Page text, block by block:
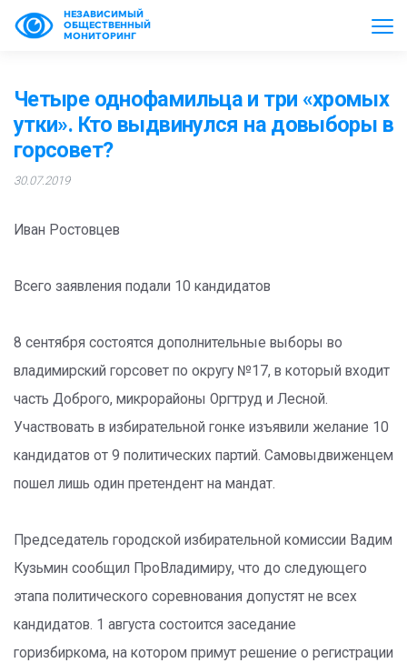
НЕЗАВИСИМЫЙ
ОБЩЕСТВЕННЫЙ
МОНИТОРИНГ
Четыре однофамильца и три «хромых
утки». Кто выдвинулся на довыборы в
горсовет?
30.07.2019
Иван Ростовцев
Всего заявления подали 10 кандидатов
8 сентября состоятся дополнительные выборы во
владимирский горсовет по округу №17, в который входит
часть Доброго, микрорайоны Оргтруд и Лесной.
Участвовать в избирательной гонке изъявили желание 10
кандидатов от 9 политических партий. Самовыдвиженцем
пошел лишь один претендент на мандат.
Председатель городской избирательной комиссии Вадим
Кузьмин сообщил ПроВладимиру, что до следующего
этапа политического соревнования допустят не всех
кандидатов. 1 августа состоится заседание
горизбиркома, на котором примут решение о регистрации